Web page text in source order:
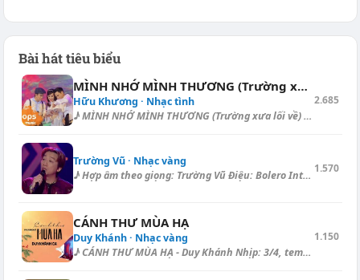
Bài hát tiêu biểu
MÌNH NHỚ MÌNH THƯƠNG (Trường xưa lối về)
Hữu Khương · Nhạc tình
♪ MÌNH NHỚ MÌNH THƯƠNG (Trường xưa lối về) - Thái Châu Hợp âm dạo (Boler...
2.685
Trường Vũ · Nhạc vàng
♪ Hợp âm theo giọng: Trường Vũ Điệu: Bolero Intro: [Am] | [Am] | [E] | [...
1.570
CÁNH THƯ MÙA HẠ
Duy Khánh · Nhạc vàng
♪ CÁNH THƯ MÙA HẠ - Duy Khánh Nhịp: 3/4, tempo: 94, điệu: Habanera =====...
1.150